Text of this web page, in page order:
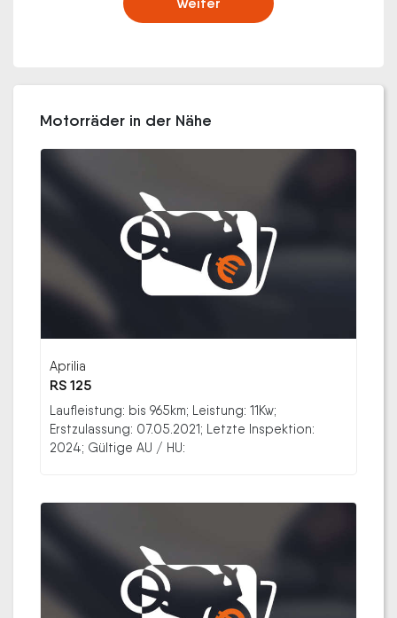
Motorräder in der Nähe
Aprilia
RS 125
Laufleistung: bis 965km; Leistung: 11Kw;
Erstzulassung: 07.05.2021; Letzte Inspektion:
2024; Gültige AU / HU: